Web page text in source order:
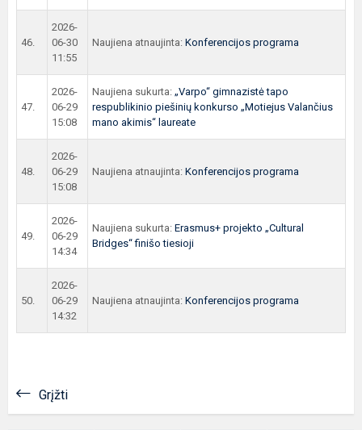
46.
2026-
06-30
11:55
Naujiena atnaujinta: Konferencijos programa
47.
2026-
06-29
15:08
Naujiena sukurta: „Varpo“ gimnazistė tapo
respublikinio piešinių konkurso „Motiejus Valančius
mano akimis“ laureate
48.
2026-
06-29
15:08
Naujiena atnaujinta: Konferencijos programa
49.
2026-
06-29
14:34
Naujiena sukurta: Erasmus+ projekto „Cultural
Bridges“ finišo tiesioji
50.
2026-
06-29
14:32
Naujiena atnaujinta: Konferencijos programa
Grįžti